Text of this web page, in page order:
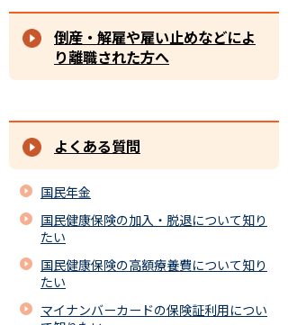
倒産・解雇や雇い止めなどによ
り離職された方へ
よくある質問
国民年金
国民健康保険の加入・脱退について知り
たい
国民健康保険の高額療養費について知り
たい
マイナンバーカードの保険証利用につい